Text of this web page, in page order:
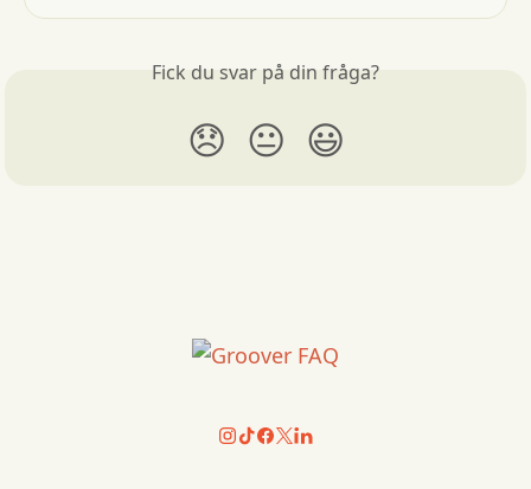
Fick du svar på din fråga?
😞 😐 😃